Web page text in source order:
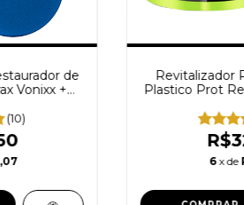
de
Vonixx +
(10)
Revitalizador
Plastico Prot
6 x de